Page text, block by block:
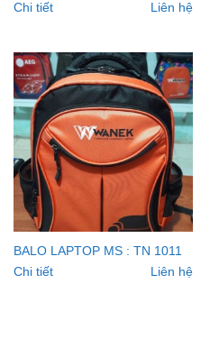
Chi tiết
Liên hệ
BALO LAPTOP MS : TN 1011
Chi tiết
Liên hệ